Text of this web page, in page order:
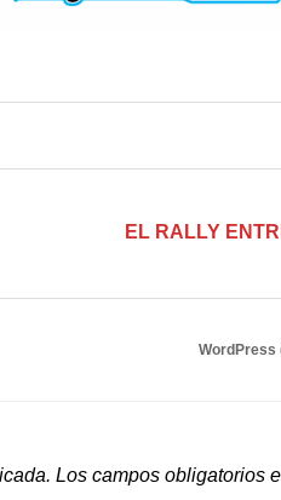
EL RALLY
WordPress
Los campos obligatorios